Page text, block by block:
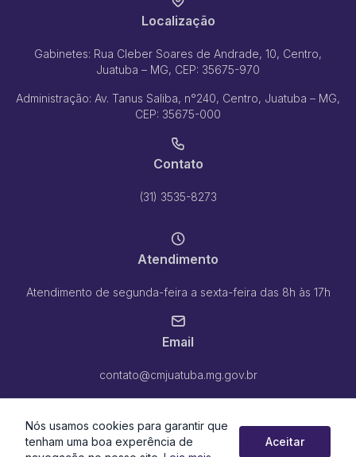
Localização
Gabinetes: Rua Cleber Soares de Andrade, 10, Centro,
Juatuba – MG, CEP: 35675-970
Administração: Av. Tanus Saliba, n°240, Centro, Juatuba – MG,
CEP: 35675-000
Contato
(31) 3535-8273
Atendimento
Atendimento de segunda-feira a sexta-feira das 8h às 17h
Email
contato@cmjuatuba.mg.gov.br
Nós usamos cookies para garantir que
tenham uma boa experência de
Aceitar